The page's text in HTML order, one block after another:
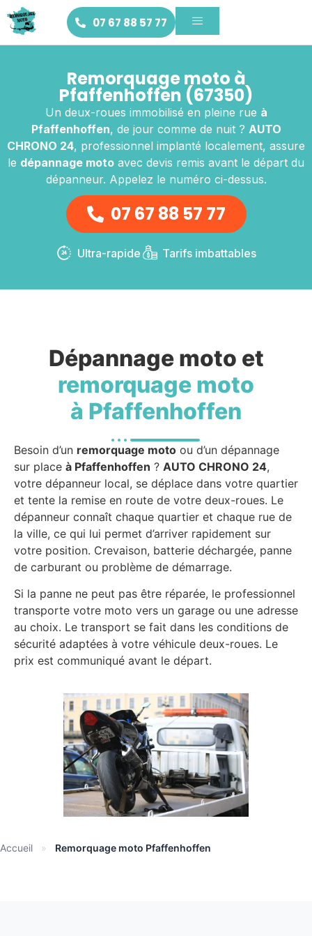
07 67 88 57 77
Remorquage moto à
Pfaffenhoffen (67350)
Un deux-roues immobilisé en pleine rue à
Pfaffenhoffen, de jour comme de nuit ? AUTO
CHRONO 24, professionnel implanté localement, assure
le dépannage moto avec devis remis avant le départ du
dépanneur. Appelez le numéro ci-dessus.
07 67 88 57 77
Ultra-rapide Tarifs imbattables
Dépannage moto et
remorquage moto
à Pfaffenhoffen
Besoin d’un remorquage moto ou d’un dépannage
sur place à Pfaffenhoffen ? AUTO CHRONO 24,
votre dépanneur local, se déplace dans votre quartier
et tente la remise en route de votre deux-roues. Le
dépanneur connaît chaque quartier et chaque rue de
la ville, ce qui lui permet d’arriver rapidement sur
votre position. Crevaison, batterie déchargée, panne
de carburant ou problème de démarrage.
Si la panne ne peut pas être réparée, le professionnel
transporte votre moto vers un garage ou une adresse
au choix. Le transport se fait dans les conditions de
sécurité adaptées à votre véhicule deux-roues. Le
prix est communiqué avant le départ.
Accueil » Remorquage moto Pfaffenhoffen